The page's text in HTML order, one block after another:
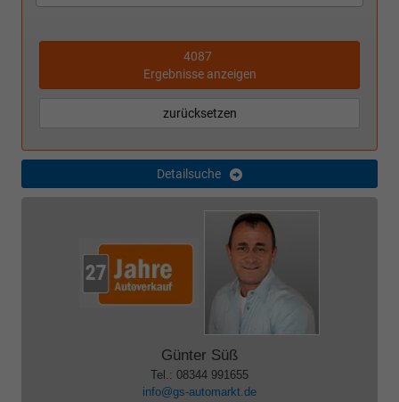
4087
Ergebnisse anzeigen
zurücksetzen
Detailsuche
Günter Süß
Tel.: 08344 991655
info@gs-automarkt.de